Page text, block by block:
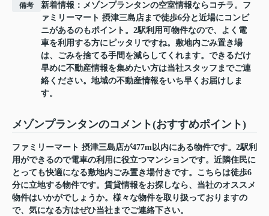
備考
新着情報：メゾンプランタンの空室情報ならコチラ。フ
ァミリーマート 摂津三島店まで徒歩6分と近場にコンビ
ニがあるのもポイント。2駅利用可物件なので、よく電
車を利用する方にピッタリですね。敷地内ごみ置き場
は、ごみを捨てる手間を減らしてくれます。できるだけ
早めに不動産情報を集めたい方は当社スタッフまでご連
絡ください。地域の不動産情報をいち早くお届けしま
す。
メゾンプランタンのコメント(おすすめポイント)
ファミリーマート 摂津三島店が477m以内にある物件です。2駅利
用ができるので電車の利用に役立つマンションです。近隣住民に
とっても快適になる敷地内ごみ置き場付きです。こちらは徒歩6
分に立地する物件です。賃貸情報をお探しなら、当社のオススメ
物件はいかがでしょうか。様々な物件を取り扱っておりますの
で、気になる方はぜひ当社までご連絡下さい。